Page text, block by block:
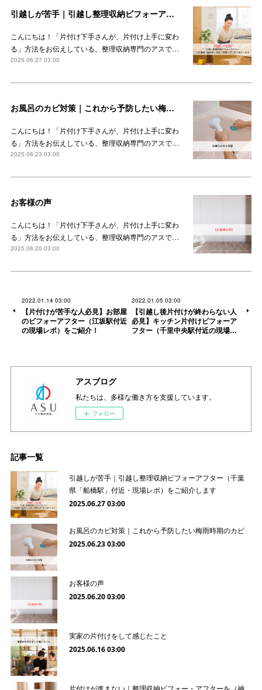
引越しが苦手｜引越し整理収納ビフォーアフター（千葉県「船橋駅」付近・現場レポ）をご紹介します
こんにちは！「片付け下手さんが、片付け上手に変わ
る」方法をお伝えしている、整理収納専門のアスで…
2025.06.27 03:00
お風呂のカビ対策｜これから予防したい梅雨時期のカビ
こんにちは！「片付け下手さんが、片付け上手に変わ
る」方法をお伝えしている、整理収納専門のアスで…
2025.06.23 03:00
お客様の声
こんにちは！「片付け下手さんが、片付け上手に変わ
る」方法をお伝えしている、整理収納専門のアスで…
2025.06.20 03:00
2022.01.14 03:00
【片付けが苦手な人必見】お部屋
のビフォーアフター（江坂駅付近
の現場レポ）をご紹介！
2022.01.05 03:00
【引越し後片付けが終わらない人
必見】キッチン片付けビフォーア
フター（千里中央駅付近の現場…
アスブログ
私たちは、多様な働き方を支援しています。
フォロー
記事一覧
引越しが苦手｜引越し整理収納ビフォーアフター（千葉
県「船橋駅」付近・現場レポ）をご紹介します
2025.06.27 03:00
お風呂のカビ対策｜これから予防したい梅雨時期のカビ
2025.06.23 03:00
お客様の声
2025.06.20 03:00
実家の片付けをして感じたこと
2025.06.16 03:00
片付けが進まない｜整理収納ビフォー・アフターを（神